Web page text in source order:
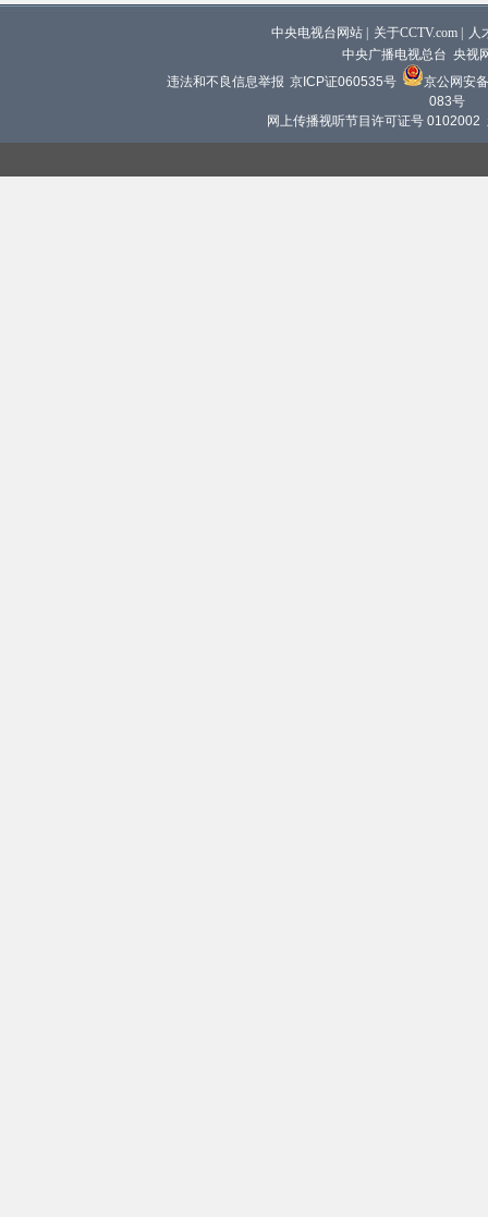
中央电视台网站 关于CCTV.com
人
中央广播电视总台 央视
违法和不良信息举报 京ICP证060535号
京公网安
083号
网上传播视听节目许可证号